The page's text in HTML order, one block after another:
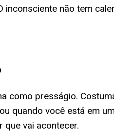
não tem
como presságio.
quando você está em
que vai acontecer.